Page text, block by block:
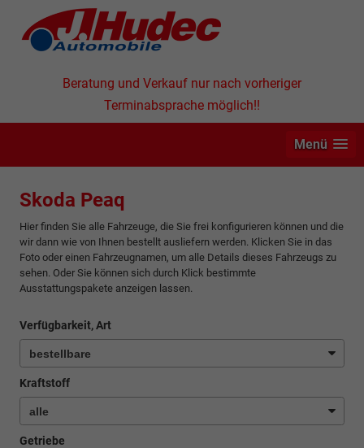
Beratung und Verkauf nur nach vorheriger
Terminabsprache möglich!!
Menü
Skoda Peaq
Hier finden Sie alle Fahrzeuge, die Sie frei konfigurieren können und die
wir dann wie von Ihnen bestellt ausliefern werden. Klicken Sie in das
Foto oder einen Fahrzeugnamen, um alle Details dieses Fahrzeugs zu
sehen. Oder Sie können sich durch Klick bestimmte
Ausstattungspakete anzeigen lassen.
Verfügbarkeit, Art
Kraftstoff
Getriebe